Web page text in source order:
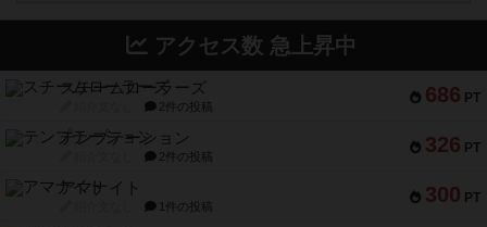
アクセス数 急上昇中
686 PT
スチームローラーズ
2件の投稿
326 PT
テンプテーション
2件の投稿
300 PT
アマナイト
1件の投稿